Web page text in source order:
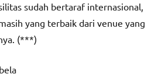
sudah bertaraf internasional,
yang terbaik dari venue yang
(***)